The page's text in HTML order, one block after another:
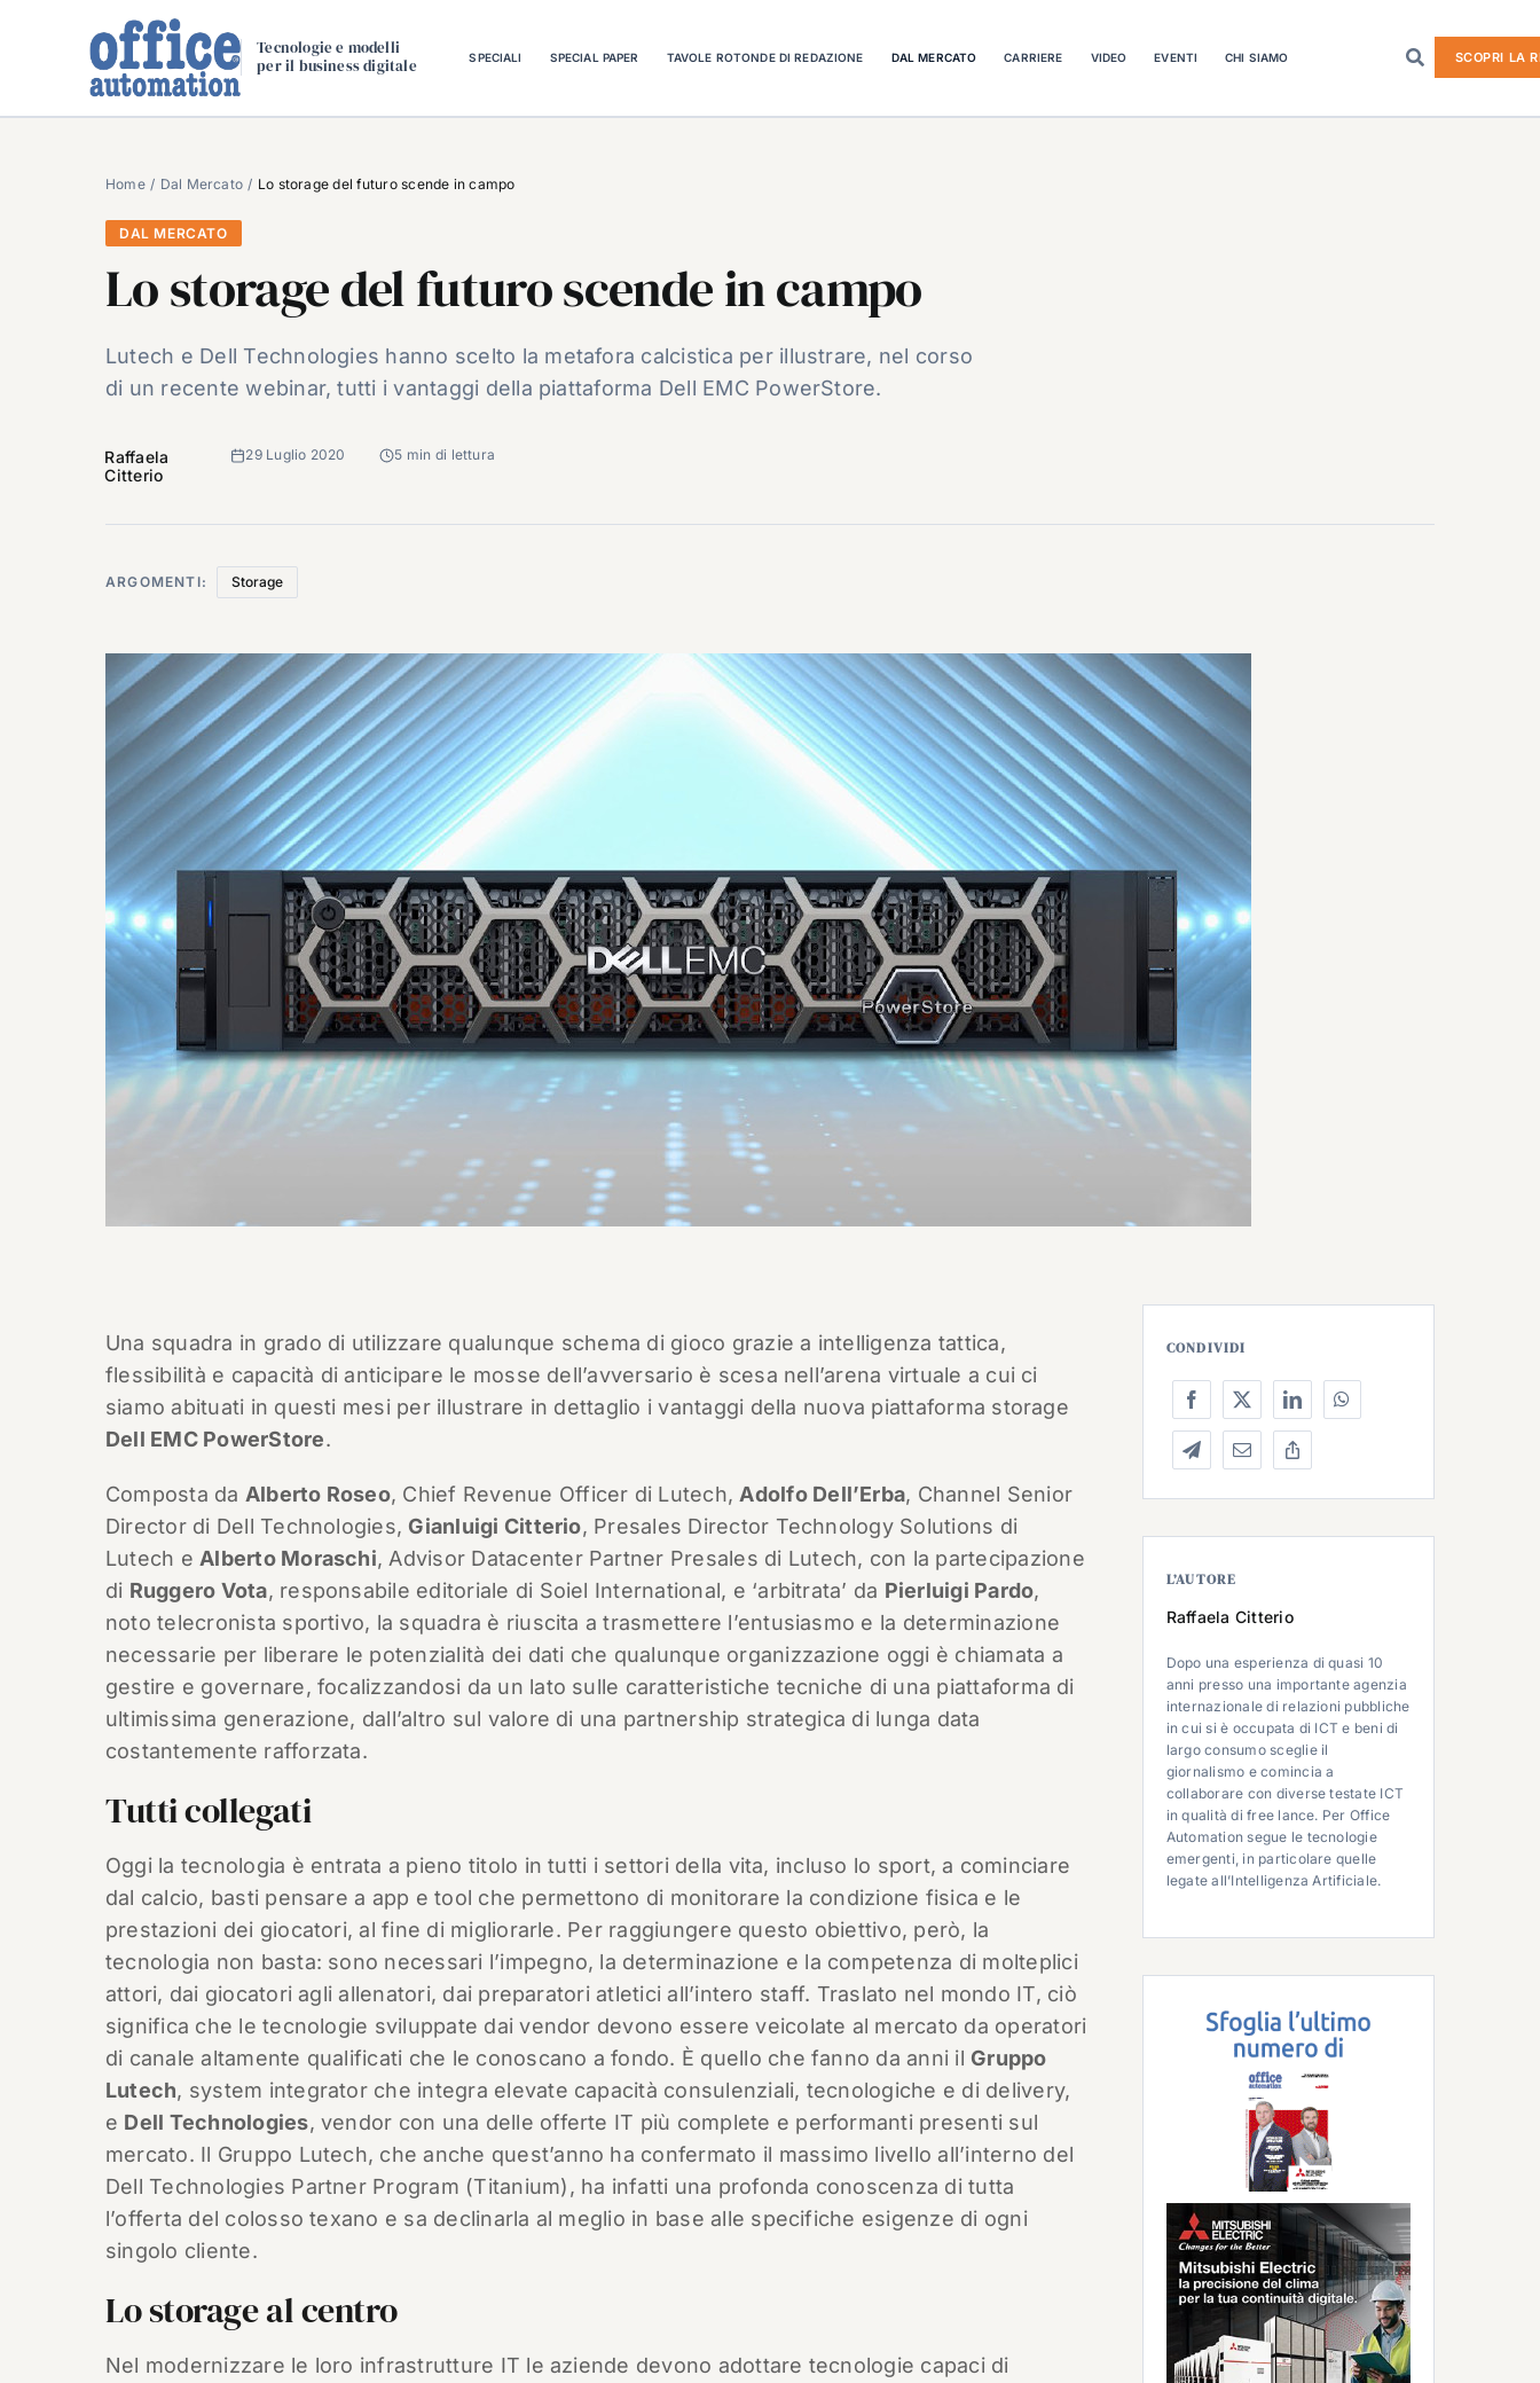
Tecnologie e modelli
per il business digitale
SPECIALI SPECIAL PAPER TAVOLE ROTONDE DI REDAZIONE DAL MERCATO CARRIERE VIDEO EVENTI CHI SIAMO SCOPRI LA
Home Dal Mercato Lo storage del futuro scende in campo
DAL MERCATO
Lo storage del futuro scende in campo
Lutech e Dell Technologies hanno scelto la metafora calcistica per illustrare, nel corso
di un recente webinar, tutti i vantaggi della piattaforma Dell EMC PowerStore.
Raffaela
Citterio
29 Luglio 2020 5 min di lettura
ARGOMENTI: Storage
Una squadra in grado di utilizzare qualunque schema di gioco grazie a intelligenza tattica,
flessibilità e capacità di anticipare le mosse dell’avversario è scesa nell’arena virtuale a cui ci
siamo abituati in questi mesi per illustrare in dettaglio i vantaggi della nuova piattaforma storage
Dell EMC PowerStore.
Composta da Alberto Roseo, Chief Revenue Officer di Lutech, Adolfo Dell’Erba, Channel Senior
Director di Dell Technologies, Gianluigi Citterio, Presales Director Technology Solutions di
Lutech e Alberto Moraschi, Advisor Datacenter Partner Presales di Lutech, con la partecipazione
di Ruggero Vota, responsabile editoriale di Soiel International, e ‘arbitrata’ da Pierluigi Pardo,
noto telecronista sportivo, la squadra è riuscita a trasmettere l’entusiasmo e la determinazione
necessarie per liberare le potenzialità dei dati che qualunque organizzazione oggi è chiamata a
gestire e governare, focalizzandosi da un lato sulle caratteristiche tecniche di una piattaforma di
ultimissima generazione, dall’altro sul valore di una partnership strategica di lunga data
costantemente rafforzata.
Tutti collegati
Oggi la tecnologia è entrata a pieno titolo in tutti i settori della vita, incluso lo sport, a cominciare
dal calcio, basti pensare a app e tool che permettono di monitorare la condizione fisica e le
prestazioni dei giocatori, al fine di migliorarle. Per raggiungere questo obiettivo, però, la
tecnologia non basta: sono necessari l’impegno, la determinazione e la competenza di molteplici
attori, dai giocatori agli allenatori, dai preparatori atletici all’intero staff. Traslato nel mondo IT, ciò
significa che le tecnologie sviluppate dai vendor devono essere veicolate al mercato da operatori
di canale altamente qualificati che le conoscano a fondo. È quello che fanno da anni il Gruppo
Lutech, system integrator che integra elevate capacità consulenziali, tecnologiche e di delivery,
e Dell Technologies, vendor con una delle offerte IT più complete e performanti presenti sul
mercato. Il Gruppo Lutech, che anche quest’anno ha confermato il massimo livello all’interno del
Dell Technologies Partner Program (Titanium), ha infatti una profonda conoscenza di tutta
l’offerta del colosso texano e sa declinarla al meglio in base alle specifiche esigenze di ogni
singolo cliente.
Lo storage al centro
Nel modernizzare le loro infrastrutture IT le aziende devono adottare tecnologie capaci di
CONDIVIDI
L’AUTORE
Raffaela Citterio
Dopo una esperienza di quasi 10
anni presso una importante agenzia
internazionale di relazioni pubbliche
in cui si è occupata di ICT e beni di
largo consumo sceglie il
giornalismo e comincia a
collaborare con diverse testate ICT
in qualità di free lance. Per Office
Automation segue le tecnologie
emergenti, in particolare quelle
legate all’Intelligenza Artificiale.